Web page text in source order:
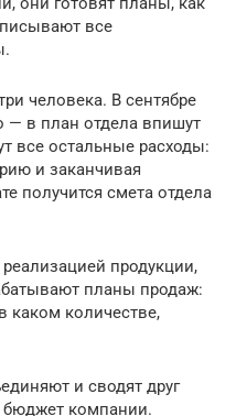
все
человека. В сентябре
— в план отдела впишут
все остальные расходы:
и заканчивая
получится смета отдела
продукции,
планы продаж:
каком количестве,
и сводят друг
бюджет компании.